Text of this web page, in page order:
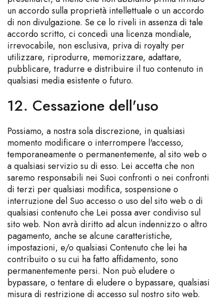
un accordo sulla proprietà intellettuale o un accordo
di non divulgazione. Se ce lo riveli in assenza di tale
accordo scritto, ci concedi una licenza mondiale,
irrevocabile, non esclusiva, priva di royalty per
utilizzare, riprodurre, memorizzare, adattare,
pubblicare, tradurre e distribuire il tuo contenuto in
qualsiasi media esistente o futuro.
12. Cessazione dell'uso
Possiamo, a nostra sola discrezione, in qualsiasi
momento modificare o interrompere l'accesso,
temporaneamente o permanentemente, al sito web o
a qualsiasi servizio su di esso. Lei accetta che non
saremo responsabili nei Suoi confronti o nei confronti
di terzi per qualsiasi modifica, sospensione o
interruzione del Suo accesso o uso del sito web o di
qualsiasi contenuto che Lei possa aver condiviso sul
sito web. Non avrà diritto ad alcun indennizzo o altro
pagamento, anche se alcune caratteristiche,
impostazioni, e/o qualsiasi Contenuto che lei ha
contribuito o su cui ha fatto affidamento, sono
permanentemente persi. Non può eludere o
bypassare, o tentare di eludere o bypassare, qualsiasi
misura di restrizione di accesso sul nostro sito web.